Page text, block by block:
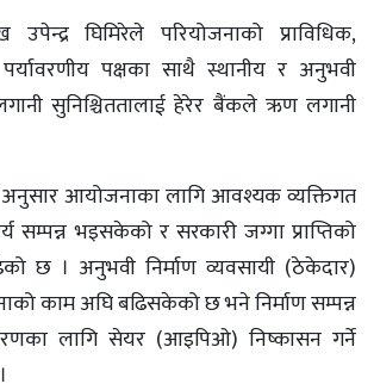
घिमिरेले परियोजनाको प्राविधिक,
पक्षका साथै स्थानीय र अनुभवी
सुनिश्चिततालाई हेरेर बैंकले ऋण लगानी
अनुसार आयोजनाका लागि आवश्यक व्यक्तिगत
सम्पन्न भइसकेको र सरकारी जग्गा प्राप्तिको
छ । अनुभवी निर्माण व्यवसायी (ठेकेदार)
काम अघि बढिसकेको छ भने निर्माण सम्पन्न
लागि सेयर (आइपिओ) निष्कासन गर्ने